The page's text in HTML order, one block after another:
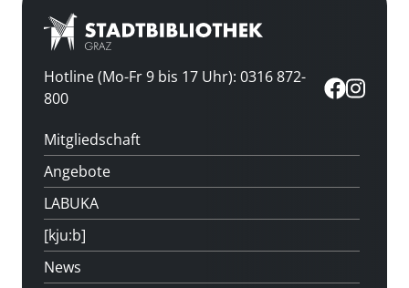
Hotline (Mo-Fr 9 bis 17 Uhr): 0316 872-
800
Mitgliedschaft
Angebote
LABUKA
[kju:b]
News